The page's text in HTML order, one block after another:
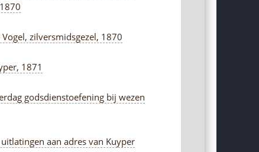
zilversmidsgezel, 1870
1871
godsdienstoefening bij wezen
aan adres van Kuyper